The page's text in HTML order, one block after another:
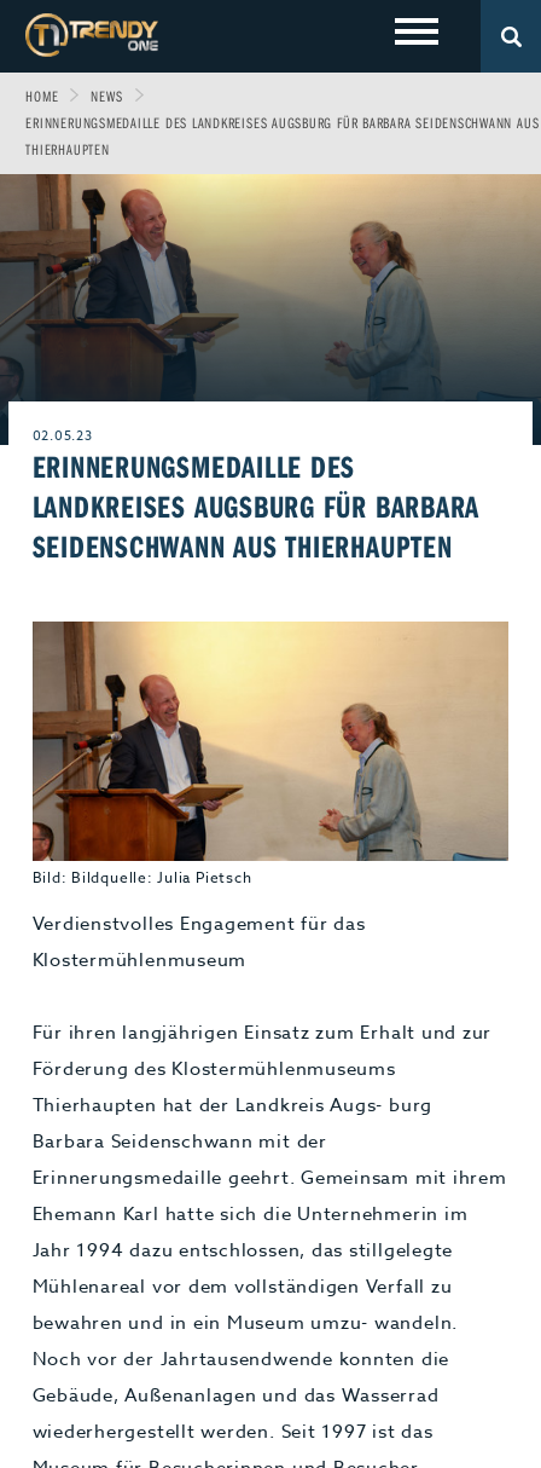
LOKALES
ÜBER UNS
Team
Jobs & Karriere
WERBEN BEI TRENDYONE
MEHR+
Sport
Entertainment
Fitness & Gesundheit
Wirtschaft & Politik
Familie
Leben & Wohnen
Genuss
Liebe & Leidenschaft
Gewinnspiele
Magazin E-Paper
Kontakt
Impressum
HOME
NEWS
ERINNERUNGSMEDAILLE DES LANDKREISES AUGSBURG FÜR BARBARA SEIDENSCHWANN AUS
THIERHAUPTEN
02.05.23
ERINNERUNGSMEDAILLE DES
LANDKREISES AUGSBURG FÜR BARBARA
SEIDENSCHWANN AUS THIERHAUPTEN
Bild: Bildquelle: Julia Pietsch
Verdienstvolles Engagement für das
Klostermühlenmuseum
Für ihren langjährigen Einsatz zum Erhalt und zur
Förderung des Klostermühlenmuseums
Thierhaupten hat der Landkreis Augs- burg
Barbara Seidenschwann mit der
Erinnerungsmedaille geehrt. Gemeinsam mit ihrem
Ehemann Karl hatte sich die Unternehmerin im
Jahr 1994 dazu entschlossen, das stillgelegte
Mühlenareal vor dem vollständigen Verfall zu
bewahren und in ein Museum umzu- wandeln.
Noch vor der Jahrtausendwende konnten die
Gebäude, Außenanlagen und das Wasserrad
wiederhergestellt werden. Seit 1997 ist das